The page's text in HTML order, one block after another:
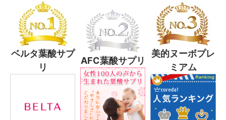
ベルタ葉酸サプ
リ
AFC葉酸サプリ
美的ヌーボプレ
ミアム